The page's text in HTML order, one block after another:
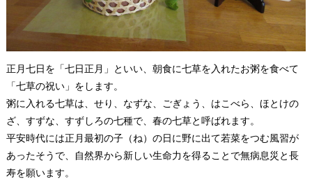
正月七日を「七日正月」といい、朝食に七草を入れたお粥を食べて
「七草の祝い」をします。
粥に入れる七草は、せり、なずな、ごぎょう、はこべら、ほとけの
ざ、すずな、すずしろの七種で、春の七草と呼ばれます。
平安時代には正月最初の子（ね）の日に野に出て若菜をつむ風習が
あったそうで、自然界から新しい生命力を得ることで無病息災と長
寿を願います。